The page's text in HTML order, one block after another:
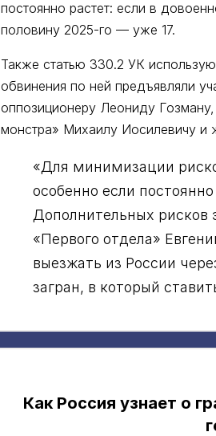
постоянно растет: если в
половину 2025-го — уже 17.
Также статью 330.2 УК
обвинения по ней предъявляли
оппозиционеру Леониду
монстра» Михаилу Иосилевичу и
«Для минимизации
особенно если
Дополнительных рисков
«Первого отдела»
выезжать из России
загран, в который
Как Россия узнает о